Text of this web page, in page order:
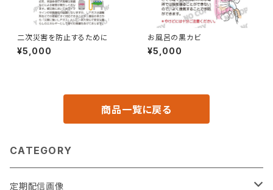
二次災害を防止するために
¥5,000
お風呂の黒カビ
¥5,000
商品一覧に戻る
CATEGORY
定期配信画像